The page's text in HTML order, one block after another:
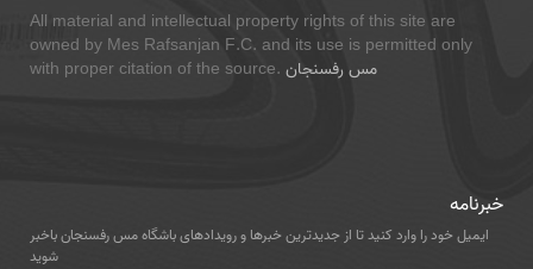
All material and intellectual property rights of this site are
owned by Mes Rafsanjan F.C. and its use is permitted only
with proper citation of the source. مس رفسنجان
خبرنامه
ایمیل خود را وارد کنید تا از جدیدترین خبرها و رویدادهای باشگاه مس رفسنجان باخبر
شوید